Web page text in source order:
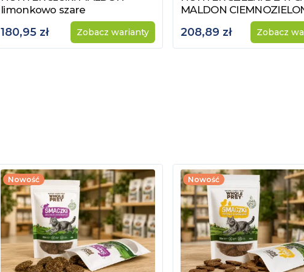
limonkowo szare
180,95 zł Zobacz warianty
MALDON
208,89 zł Zobacz
Nowość Nowość